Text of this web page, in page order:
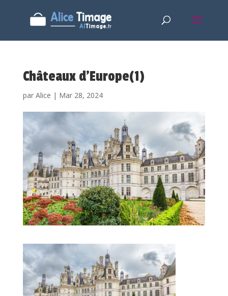
Châteaux d’Europe(1)
par Alice | Mar 28, 2024